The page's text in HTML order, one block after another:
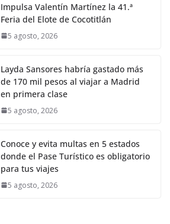
Impulsa Valentín Martínez la 41.ª
Feria del Elote de Cocotitlán
5 agosto, 2026
Layda Sansores habría gastado más
de 170 mil pesos al viajar a Madrid
en primera clase
5 agosto, 2026
Conoce y evita multas en 5 estados
donde el Pase Turístico es obligatorio
para tus viajes
5 agosto, 2026